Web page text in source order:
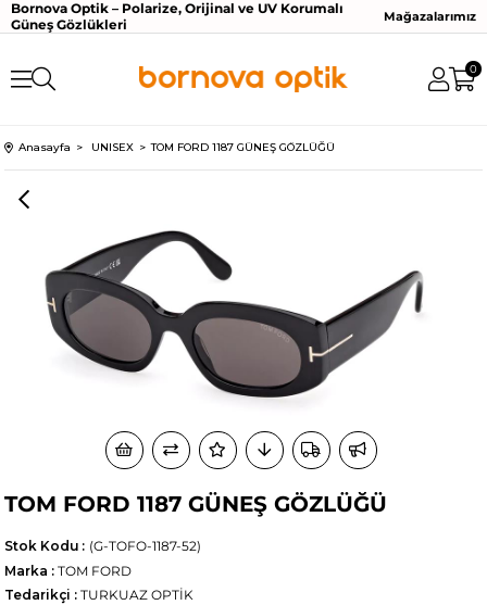
Bornova Optik – Polarize, Orijinal ve UV Korumalı
Güneş Gözlükleri
Mağazalarımız
0
Anasayfa UNISEX TOM FORD 1187 GÜNEŞ GÖZLÜĞÜ
TOM FORD 1187 GÜNEŞ GÖZLÜĞÜ
(G-TOFO-1187-52)
Stok Kodu
Marka : TOM FORD
Tedarikçi : TURKUAZ OPTİK